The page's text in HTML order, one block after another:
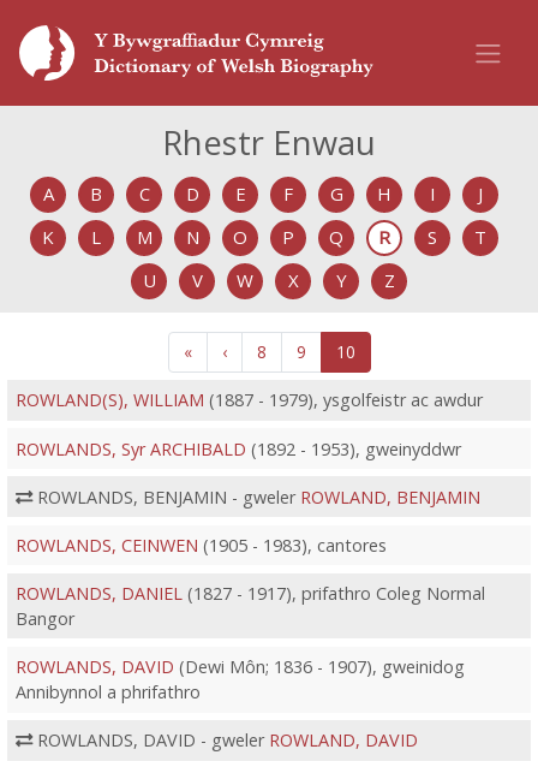
Rhestr Enwau
A B C D E F G H I
J
K
L M N O P Q R S
T
U
V W X Y Z
« ‹ 8 9 10
ROWLAND(S), WILLIAM (1887 - 1979), ysgolfeistr ac awdur
ROWLANDS, Syr ARCHIBALD (1892 - 1953), gweinyddwr
ROWLANDS, BENJAMIN - gweler ROWLAND, BENJAMIN
ROWLANDS, CEINWEN (1905 - 1983), cantores
ROWLANDS, DANIEL(1827 - 1917), prifathro Coleg Normal
Bangor
ROWLANDS, DAVID (Dewi Môn; 1836 - 1907), gweinidog
Annibynnol a phrifathro
ROWLANDS, DAVID - gweler ROWLAND, DAVID